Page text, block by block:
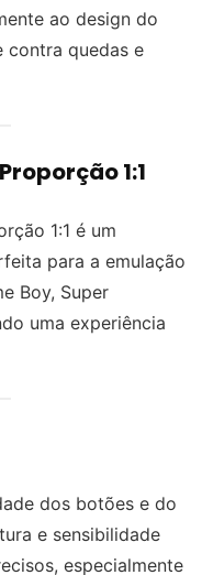
ao design do
contra quedas e
1:1
1:1 é um
para a emulação
Boy, Super
uma experiência
dos botões e do
e sensibilidade
especialmente